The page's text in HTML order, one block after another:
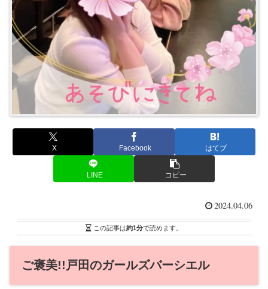
X Facebook はてブ
LINE コピー
2024.04.06
この記事は約1分で読めます。
ご褒美!!戸田のガールズバーシエル